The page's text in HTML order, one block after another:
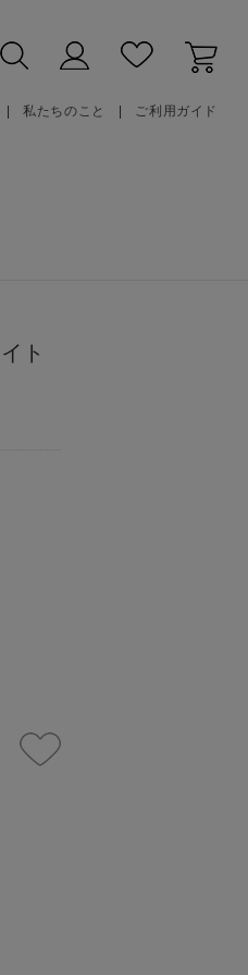
私たちのこと ご利用ガイド
ト